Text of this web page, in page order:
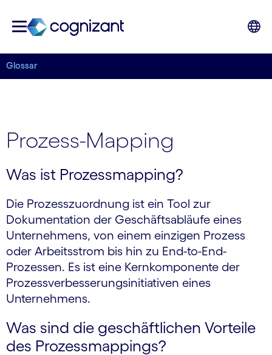
Glossar
Prozess-Mapping
Was ist Prozessmapping?
Die Prozesszuordnung ist ein Tool zur
Dokumentation der Geschäftsabläufe eines
Unternehmens, von einem einzigen Prozess
oder Arbeitsstrom bis hin zu End-to-End-
Prozessen. Es ist eine Kernkomponente der
Prozessverbesserungsinitiativen eines
Unternehmens.
Was sind die geschäftlichen Vorteile
des Prozessmappings?